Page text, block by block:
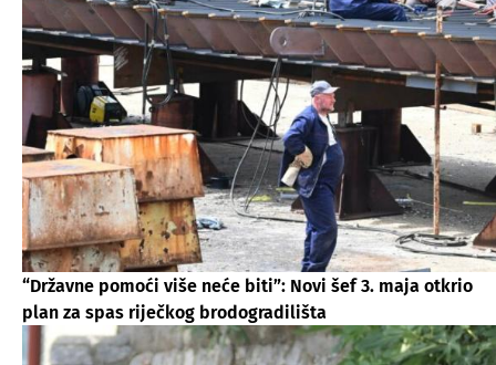
“Državne pomoći više neće biti”: Novi šef 3. maja otkrio
plan za spas riječkog brodogradilišta